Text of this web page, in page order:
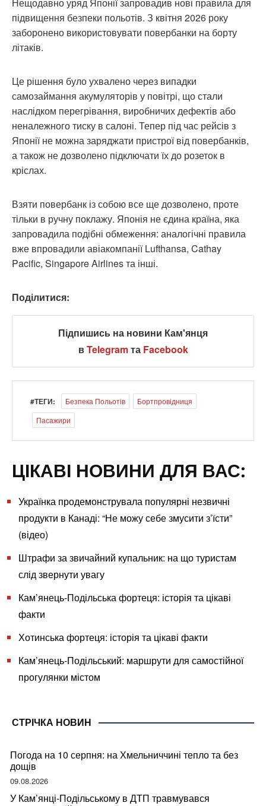
підвищення безпеки польотів. З квітня 2026 року
заборонено використовувати повербанки на борту
літаків.
Це рішення було ухвалено через випадки
самозаймання акумуляторів у повітрі, що стали
наслідком перегрівання, виробничих дефектів або
неналежного тиску в салоні. Тепер під час рейсів з
Японії не можна заряджати пристрої від повербанків,
а також не дозволено підключати їх до розеток в
кріслах.
Взяти повербанк із собою все ще дозволено, проте
тільки в ручну поклажу. Японія не єдина країна, яка
запровадила подібні обмеження: аналогічні правила
вже впровадили авіакомпанії Lufthansa, Cathay
Pacific, Singapore Airlines та інші.
Поділитися:
Підпишись на новини Кам'янця
вTelegramта Facebook
#ТЕГИ: Безпека Польотів
Бортпровідниця
Пасажири
ЦІКАВІ НОВИНИ ДЛЯ ВАС:
Українка продемонструвала популярні незвичні
продукти в Канаді: “Не можу себе змусити з’їсти”
(відео)
Штрафи за звичайний купальник: на що туристам
слід звернути увагу
Кам’янець-Подільська фортеця: історія та цікаві
факти
Хотинська фортеця: історія та цікаві факти
Кам’янець-Подільський: маршрути для самостійної
прогулянки містом
СТРІЧКА НОВИН
Погода на 10 серпня: на Хмельниччині тепло та без
дощів
09.08.2026
У Кам’янці-Подільському в ДТП травмувався